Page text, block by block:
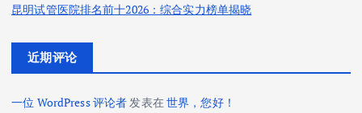
昆明试管医院排名前十2026：综合实力榜单揭晓
近期评论
一位 WordPress 评论者发表在世界，您好！